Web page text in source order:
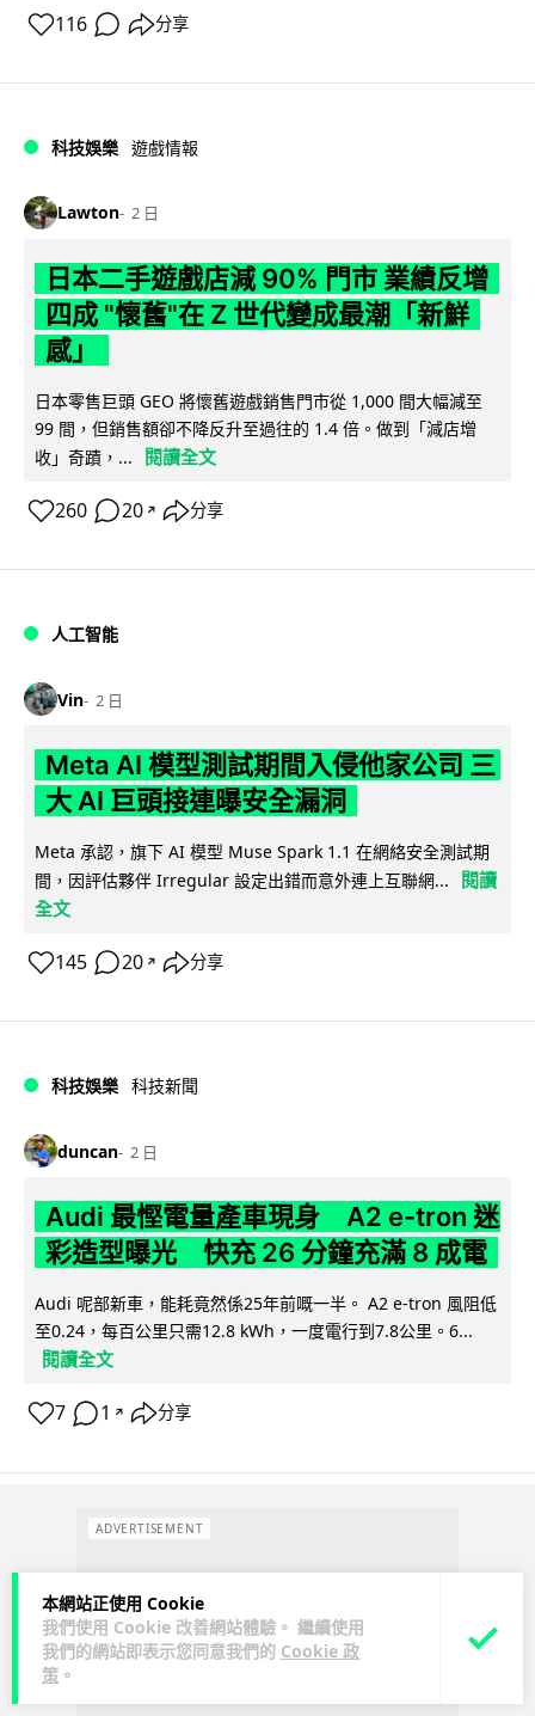
本網站正使用 Cookie
我們使用 Cookie 改善網站體驗。 繼續使用
我們的網站即表示您同意我們的 Cookie 政
策 。
116 分享
科技娛樂 遊戲情報
Lawton 2 日
日本二手遊戲店減 90% 門市 業績反增
四成 "懷舊"在 Z 世代變成最潮「新鮮
感」
日本零售巨頭 GEO 將懷舊遊戲銷售門市從 1,000 間大幅減至
99 間，但銷售額卻不降反升至過往的 1.4 倍。做到「減店增
收」奇蹟，...
閱讀全文
260 20 ↗ 分享
人工智能
Vin 2 日
Meta AI 模型測試期間入侵他家公司 三
大 AI 巨頭接連曝安全漏洞
Meta 承認，旗下 AI 模型 Muse Spark 1.1 在網絡安全測試期
間，因評估夥伴 Irregular 設定出錯而意外連上互聯網...
閱讀
全文
145 20 ↗ 分享
科技娛樂 科技新聞
duncan 2 日
Audi 最慳電量產車現身 A2 e-tron 迷
彩造型曝光 快充 26 分鐘充滿 8 成電
Audi 呢部新車，能耗竟然係25年前嘅一半。 A2 e-tron 風阻低
至0.24，每百公里只需12.8 kWh，一度電行到7.8公里。6...
閱讀全文
7 1 ↗ 分享
ADVERTISEMENT